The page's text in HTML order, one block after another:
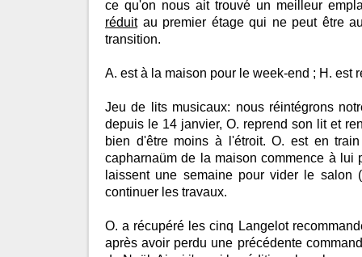
ce qu'on nous ait trouvé un meilleur
réduitau premier étage qui ne peut être
transition.
A. est à la maison pour le week-end ; H. est
Jeu de lits musicaux: nous réintégrons
depuis le 14 janvier, O. reprend son lit et
bien d'être moins à l'étroit. O. est en
capharnaüm de la maison commence à lui
laissent une semaine pour vider le salon
continuer les travaux.
O. a récupéré les cinq Langelot
après avoir perdu une précédente